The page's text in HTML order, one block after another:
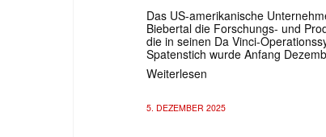
Das US-amerikanische
Biebertal die Forschungs- und
die in seinen Da Vinci-
Spatenstich wurde Anfang
Weiterlesen
5. DEZEMBER 2025